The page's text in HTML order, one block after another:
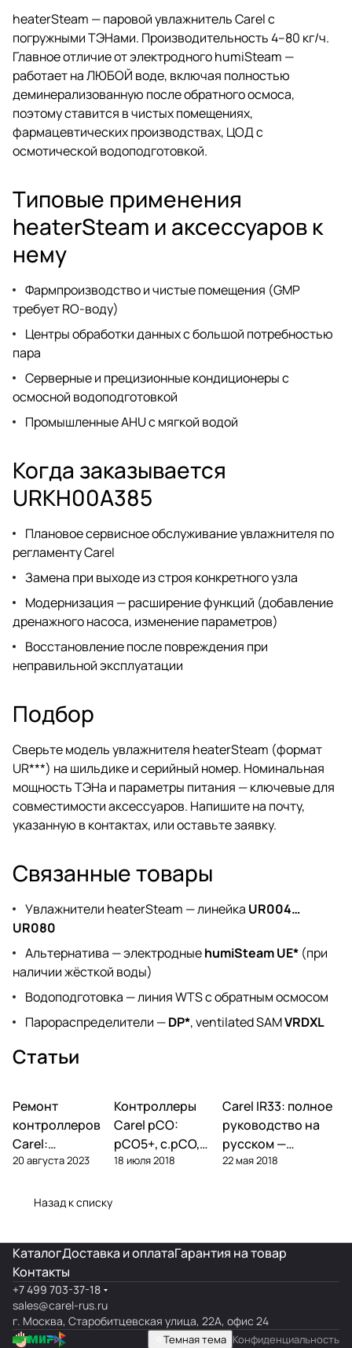
heaterSteam — паровой увлажнитель Carel с
погружными ТЭНами. Производительность 4–80 кг/ч.
Главное отличие от электродного humiSteam —
работает на ЛЮБОЙ воде, включая полностью
деминерализованную после обратного осмоса,
поэтому ставится в чистых помещениях,
фармацевтических производствах, ЦОД с
осмотической водоподготовкой.
Типовые применения
heaterSteam и аксессуаров к
нему
Фармпроизводство и чистые помещения (GMP
требует RO-воду)
Центры обработки данных с большой потребностью
пара
Серверные и прецизионные кондиционеры с
осмосной водоподготовкой
Промышленные AHU с мягкой водой
Когда заказывается
URKH00A385
Плановое сервисное обслуживание увлажнителя по
регламенту Carel
Замена при выходе из строя конкретного узла
Модернизация — расширение функций (добавление
дренажного насоса, изменение параметров)
Восстановление после повреждения при
неправильной эксплуатации
Подбор
Сверьте модель увлажнителя heaterSteam (формат
UR***) на шильдике и серийный номер. Номинальная
мощность ТЭНа и параметры питания — ключевые для
совместимости аксессуаров. Напишите на почту,
указанную в контактах, илиоставьте заявку.
Связанные товары
Увлажнители heaterSteam — линейка UR004…
UR080
Альтернатива — электродныеhumiSteam UE* (при
наличии жёсткой воды)
Водоподготовка —линия WTS с обратным осмосом
Парораспределители —DP*, ventilated SAMVRDXL
Статьи
Автоматика и
контроллеры
Ремонт
контроллеров
Carel:
диагностика
поломок и
20 августа 2023
Автоматика и
контроллеры
Контроллеры
Carel pCO:
pCO5+, c.pCO,
pCO mini —
18 июля 2018
Автоматика и
контроллеры
Carel IR33: полное
руководство на
русском —
параметры,
22 мая 2018
Назад к списку
КаталогДоставка и оплатаГарантия на товар
Контакты
+7 499 703-37-18
sales@carel-rus.ru
г. Москва, Старобитцевская улица, 22А, офис 24
Темная тема Конфиденциальность